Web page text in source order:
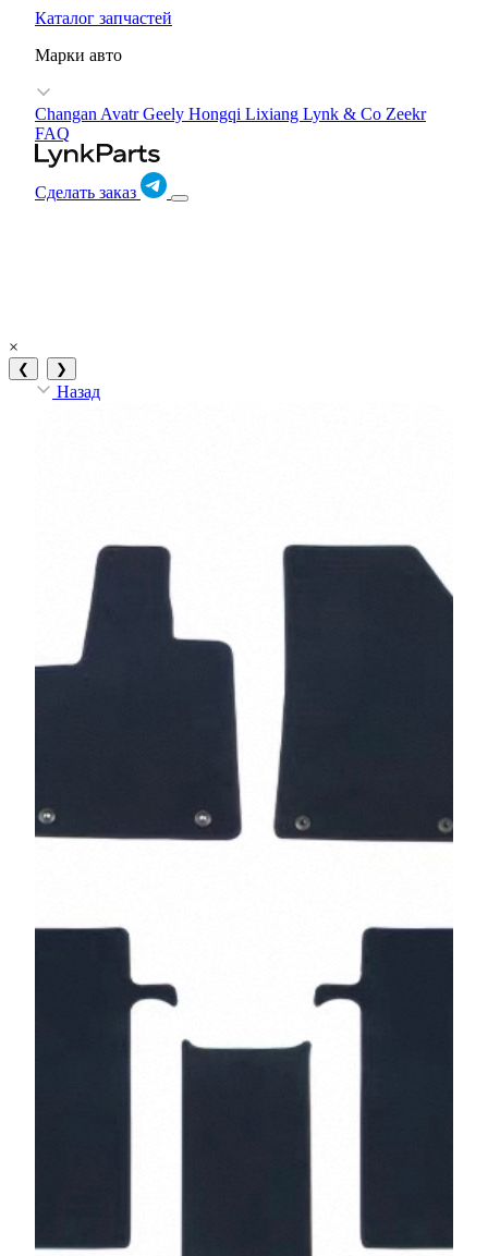
Каталог запчастей
Марки авто
Changan AvatrGeely Hongqi Lixiang Lynk & Co Zeekr
FAQ
Сделать заказ
×
❮ ❯
Назад